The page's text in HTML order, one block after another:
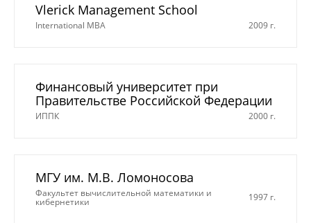
Vlerick Management School
International MBA 2009 г.
Финансовый университет при
Правительстве Российской Федерации
ИППК 2000 г.
МГУ им. М.В. Ломоносова
Факультет вычислительной математики и
кибернетики 1997 г.